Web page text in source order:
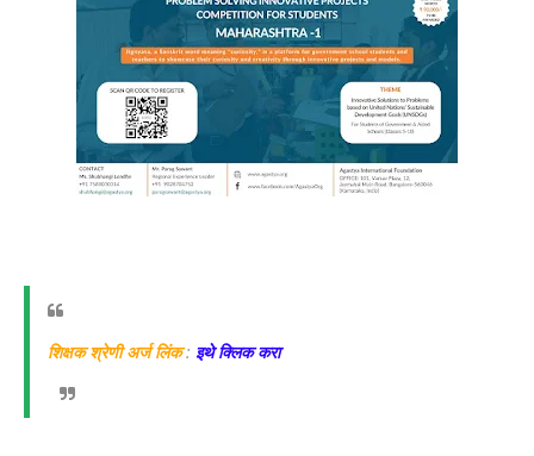
शिक्षक श्रेणी अर्ज लिंक: इथे क्लिक करा